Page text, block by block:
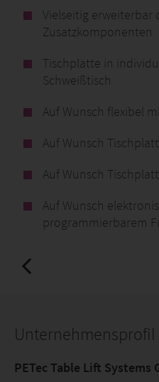
Vielseitig erweiterbar
Zusatzkomponenten
Tischplatte in
Schweißtisch
Auf Wunsch flexibel
Auf Wunsch
Auf Wunsch
Auf Wunsch
programmierbarem
Unternehmensprofil
PETec Table Lift Systems